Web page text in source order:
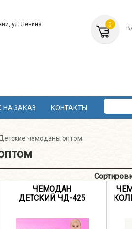
ул. Ленина
0
НА ЗАКАЗ КОНТАКТЫ
чемоданы оптом
ЧЕМОДАН
ДЕТСКИЙ ЧД-425